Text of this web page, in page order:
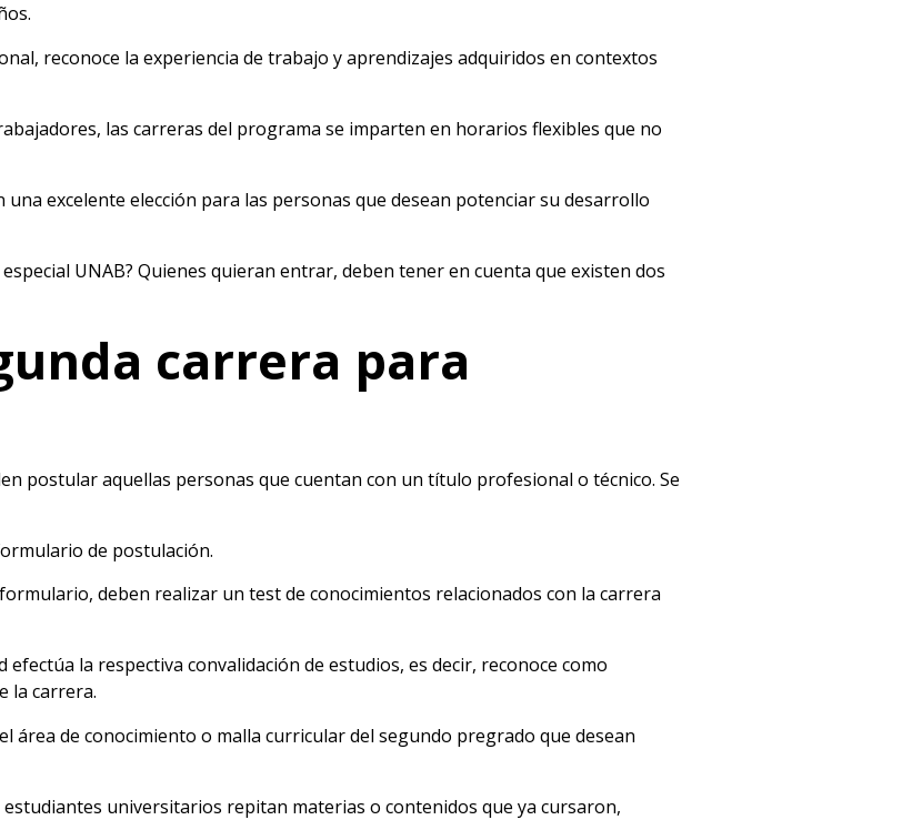
reconoce la experiencia de trabajo y aprendizajes adquiridos en contextos
las carreras del programa se imparten en horarios flexibles que no
excelente elección para las personas que desean potenciar su desarrollo
UNAB? Quienes quieran entrar, deben tener en cuenta que existen dos
carrera para
postular aquellas personas que cuentan con un título profesional o técnico. Se
de postulación.
deben realizar un test de conocimientos relacionados con la carrera
efectúa la respectiva convalidación de estudios, es decir, reconoce como
la carrera.
área de conocimiento o malla curricular del segundo pregrado que desean
universitarios repitan materias o contenidos que ya cursaron,